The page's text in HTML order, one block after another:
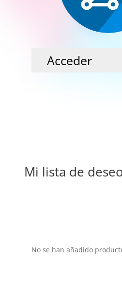
Acceder
Mi lista de
No se han añadido